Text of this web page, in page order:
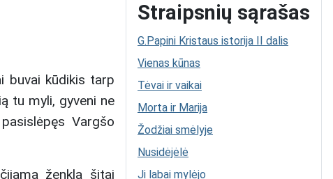
Straipsnių sąrašas
G.Papini Kristaus istorija II dalis
Vienas kūnas
Tėvai ir vaikai
Morta ir Marija
Žodžiai smėlyje
Nusidėjėlė
Ji labai mylėjo
buvai kūdikis tarp
tu myli, gyveni ne
Vargšo
ženklą šitai